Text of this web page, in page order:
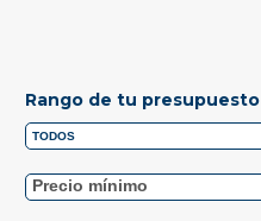
Rango de tu presupuesto